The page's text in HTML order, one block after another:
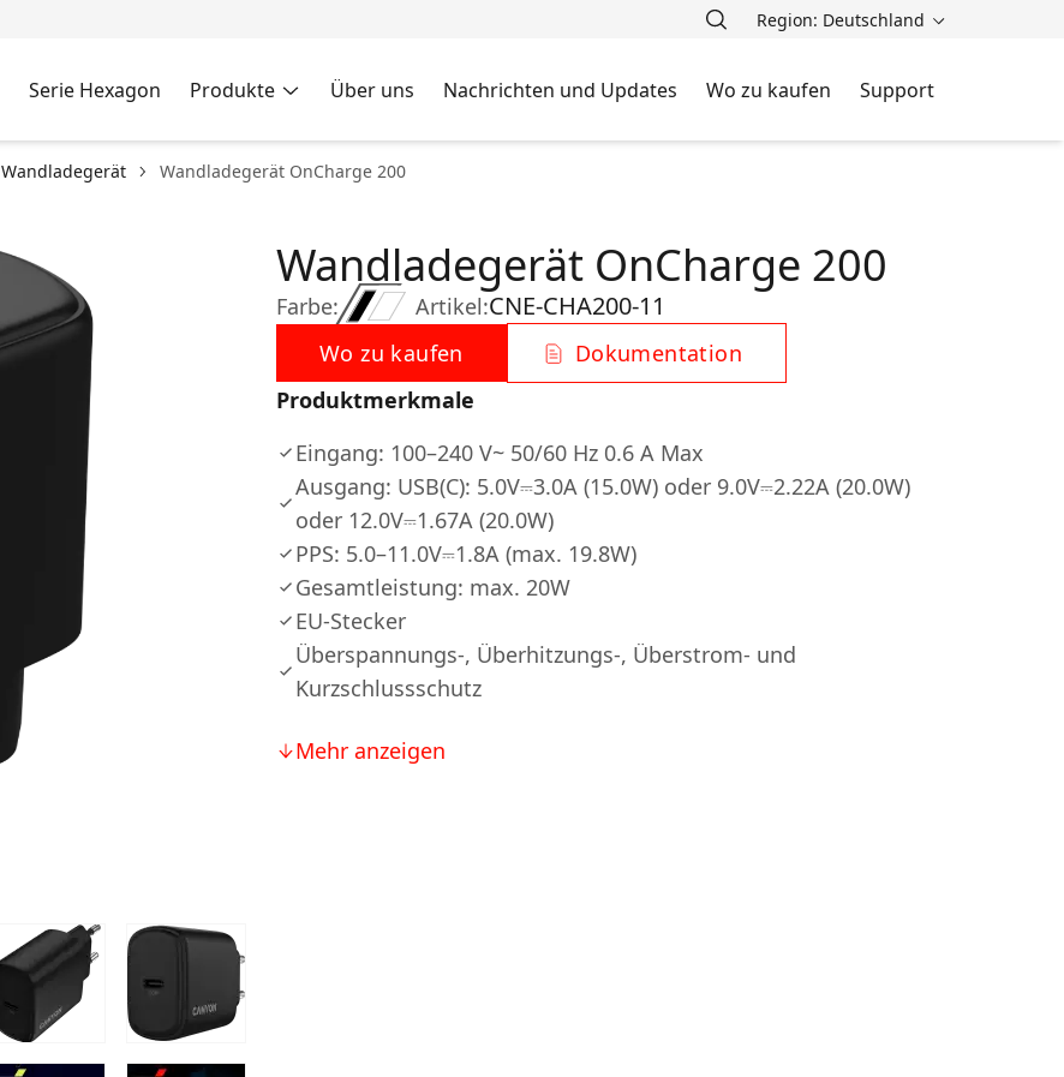
Region: Deutschland
Serie Hexagon Produkte Über uns Nachrichten und Updates Wo zu kaufen Support
Wandladegerät Wandladegerät OnCharge 200
Farbe:
Wandladegerät OnCharge 200
Artikel:CNE-CHA200-11
Wo zu kaufen
Dokumentation
Produktmerkmale
Eingang: 100–240 V~ 50/60 Hz 0.6 A Max
Ausgang: USB(C): 5.0V⎓3.0A (15.0W) oder 9.0V⎓2.22A (20.0W)
oder 12.0V⎓1.67A (20.0W)
PPS: 5.0–11.0V⎓1.8A (max. 19.8W)
Gesamtleistung: max. 20W
EU-Stecker
Überspannungs-, Überhitzungs-, Überstrom- und
Kurzschlussschutz
Mehr anzeigen